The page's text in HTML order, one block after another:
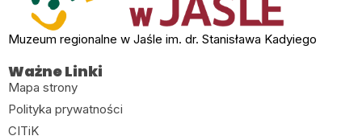
Muzeum regionalne w Jaśle im. dr. Stanisława Kadyiego
Ważne Linki
Mapa strony
Polityka prywatności
CITiK